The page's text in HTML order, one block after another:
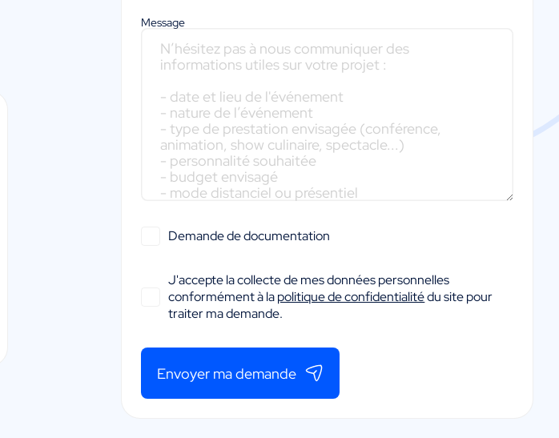
Message
Demande de documentation
J'accepte la collecte de mes données personnelles
conformément à lapolitique de confidentialitédu site pour
traiter ma demande.
Envoyer ma demande